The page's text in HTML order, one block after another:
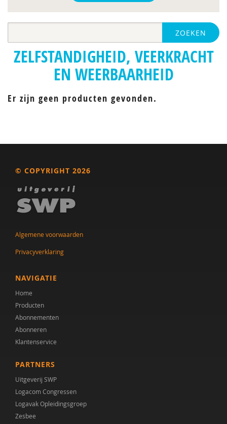
ZOEKEN
ZELFSTANDIGHEID, VEERKRACHT
EN WEERBAARHEID
Er zijn geen producten gevonden.
© COPYRIGHT 2026
Algemene voorwaarden
Privacyverklaring
NAVIGATIE
Home
Producten
Abonnementen
Abonneren
Klantenservice
PARTNERS
Uitgeverij SWP
Logacom Congressen
Logavak Opleidingsgroep
Zesbee